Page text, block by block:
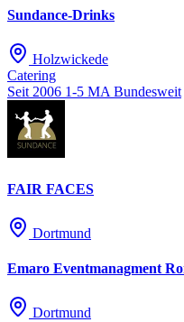
Sundance-Drinks
Holzwickede
Catering
Seit 2006 1-5 MA Bundesweit
FAIR FACES
Dortmund
Emaro Eventmanagment
Dortmund